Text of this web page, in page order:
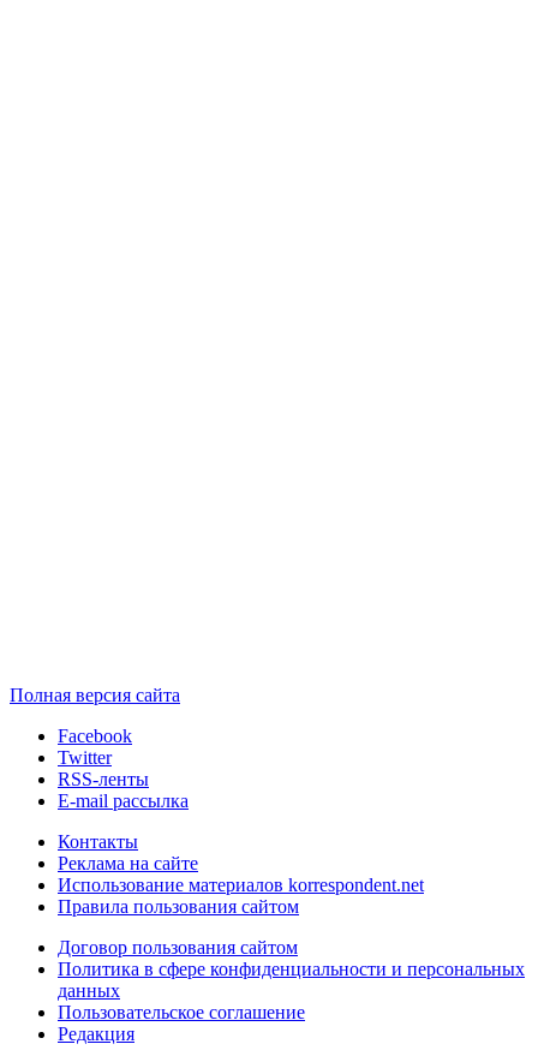
Полная версия сайта
Facebook
Twitter
RSS-ленты
E-mail рассылка
Контакты
Реклама на сайте
Использование материалов korrespondent.net
Правила пользования сайтом
Договор пользования сайтом
Политика в сфере конфиденциальности и персональных
данных
Пользовательское соглашение
Редакция